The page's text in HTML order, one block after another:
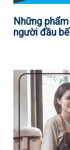
Những
người đầu